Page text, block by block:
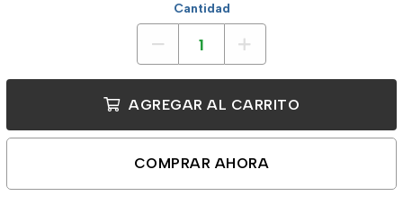
Cantidad
AGREGAR AL CARRITO
COMPRAR AHORA